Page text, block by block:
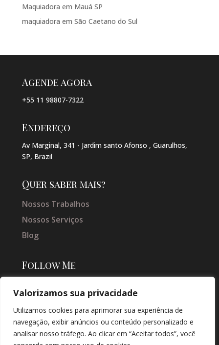
Valorizamos sua privacidade
Utilizamos cookies para aprimorar sua experiência de
navegação, exibir anúncios ou conteúdo personalizado e
analisar nosso tráfego. Ao clicar em “Aceitar todos”, você
Maquiadora em Mauá SP
maquiadora em São Caetano do Sul
Agende agora
+55 11 98807-7322
Endereço
Av Marginal, 341 - Jardim santo Afonso , Guarulhos,
SP, Brazil
Quer saber mais?
Nossos Trabalhos
Nossos Serviços
Blog
Follow Me